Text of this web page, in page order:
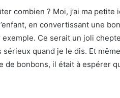
combien ? Moi, j’ai ma
en convertissant une
exemple. Ce serait un joli
quand je le dis. Et
de bonbons, il était à espérer